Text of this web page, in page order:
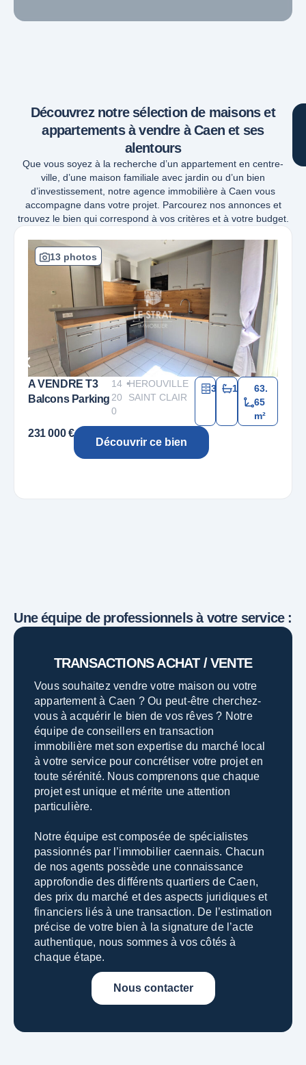
Découvrez notre sélection de maisons et
appartements à vendre à Caen et ses
alentours
Que vous soyez à la recherche d’un appartement en centre-
ville, d’une maison familiale avec jardin ou d’un bien
d’investissement, notre agence immobilière à Caen vous
accompagne dans votre projet. Parcourez nos annonces et
trouvez le bien qui correspond à vos critères et à votre budget.
13 photos
A VENDRE T3
Balcons Parking
14
20
0
•HEROUVILLE
SAINT CLAIR
3 1
63.
65
m²
231 000 €
Découvrir ce bien
Une équipe de professionnels à votre service :
TRANSACTIONS ACHAT / VENTE
Vous souhaitez vendre votre maison ou votre
appartement à Caen ? Ou peut-être cherchez-
vous à acquérir le bien de vos rêves ? Notre
équipe de conseillers en transaction
immobilière met son expertise du marché local
à votre service pour concrétiser votre projet en
toute sérénité. Nous comprenons que chaque
projet est unique et mérite une attention
particulière.
Notre équipe est composée de spécialistes
passionnés par l’immobilier caennais. Chacun
de nos agents possède une connaissance
approfondie des différents quartiers de Caen,
des prix du marché et des aspects juridiques et
financiers liés à une transaction. De l’estimation
précise de votre bien à la signature de l’acte
authentique, nous sommes à vos côtés à
chaque étape.
Nous contacter